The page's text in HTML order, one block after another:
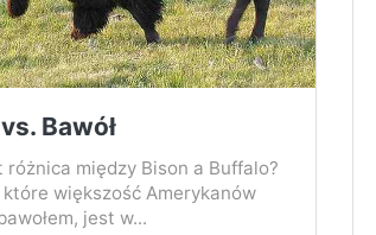
Bawół
różnica między Bison a Buffalo?
większość Amerykanów
jest w...